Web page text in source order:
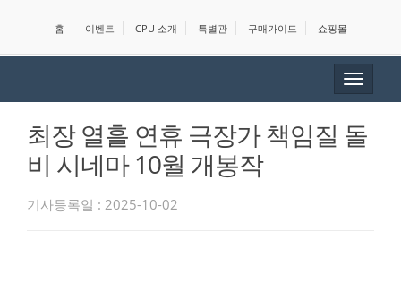
홈 이벤트 CPU 소개 특별관 구매가이드 쇼핑몰
Toggle
최장 열흘 연휴 극장가 책임질 돌
비 시네마 10월 개봉작
기사등록일 : 2025-10-02